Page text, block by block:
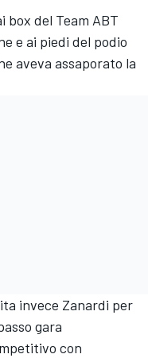
box del Team ABT
e ai piedi del podio
aveva assaporato la
invece Zanardi per
gara
con